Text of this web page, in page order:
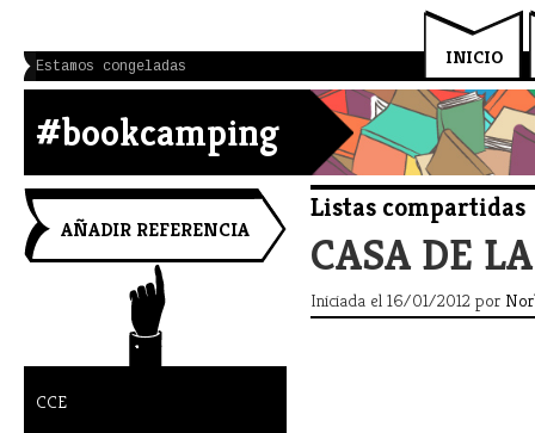
INICIO
Estamos congeladas
#bookcamping
AÑADIR REFERENCIA
CCE
Listas compartidas
CASA DE
Iniciada el 16/01/2012 por